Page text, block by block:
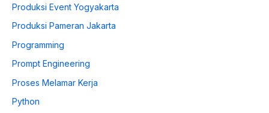
Produksi Event Yogyakarta
Produksi Pameran Jakarta
Programming
Prompt Engineering
Proses Melamar Kerja
Python